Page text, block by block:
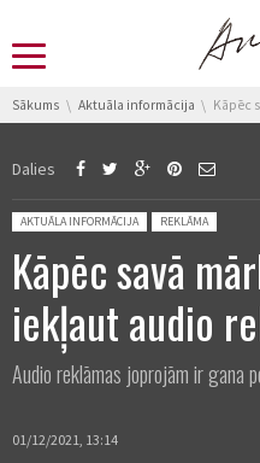
You are here:
Sākums Aktuāla informācija Kāpēc savā
Dalies
Posted in:
AKTUĀLA INFORMĀCIJA REKLĀMA
Kāpēc savā
iekļaut audio
Audio reklāmas joprojām ir gana
01/12/2021, 13:14